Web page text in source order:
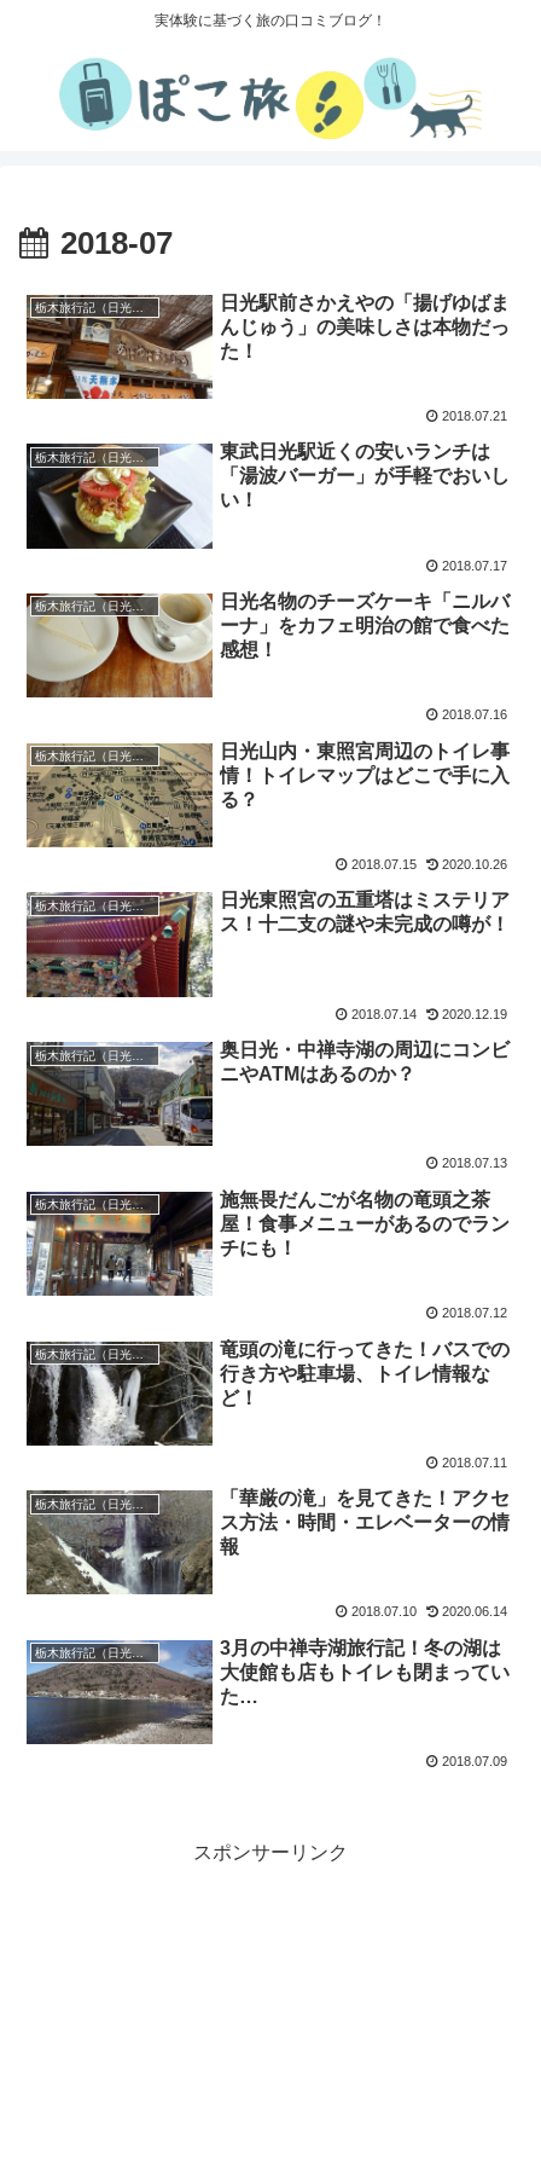
実体験に基づく旅の口コミブログ！
2018-07
栃木旅行記（日光・宇都宮）
日光駅前さかえやの「揚げゆばま
んじゅう」の美味しさは本物だっ
た！
2018.07.21
栃木旅行記（日光・宇都宮）
東武日光駅近くの安いランチは
「湯波バーガー」が手軽でおいし
い！
2018.07.17
栃木旅行記（日光・宇都宮）
日光名物のチーズケーキ「ニルバ
ーナ」をカフェ明治の館で食べた
感想！
2018.07.16
栃木旅行記（日光・宇都宮）
日光山内・東照宮周辺のトイレ事
情！トイレマップはどこで手に入
る？
2018.07.15 2020.10.26
栃木旅行記（日光・宇都宮）
日光東照宮の五重塔はミステリア
ス！十二支の謎や未完成の噂が！
2018.07.14 2020.12.19
栃木旅行記（日光・宇都宮）
奥日光・中禅寺湖の周辺にコンビ
ニやATMはあるのか？
2018.07.13
栃木旅行記（日光・宇都宮）
施無畏だんごが名物の竜頭之茶
屋！食事メニューがあるのでラン
チにも！
2018.07.12
栃木旅行記（日光・宇都宮）
竜頭の滝に行ってきた！バスでの
行き方や駐車場、トイレ情報な
ど！
2018.07.11
栃木旅行記（日光・宇都宮）
「華厳の滝」を見てきた！アクセ
ス方法・時間・エレベーターの情
報
2018.07.10 2020.06.14
栃木旅行記（日光・宇都宮）
3月の中禅寺湖旅行記！冬の湖は
大使館も店もトイレも閉まってい
た…
2018.07.09
スポンサーリンク